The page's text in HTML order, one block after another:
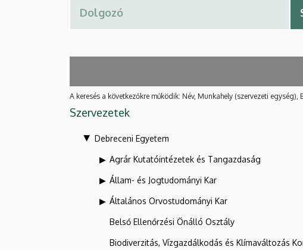
A keresés a következőkre működik: Név, Munkahely (szervezeti egység),
Szervezetek
Debreceni Egyetem
Agrár Kutatóintézetek és Tangazdaság
Állam- és Jogtudományi Kar
Általános Orvostudományi Kar
Belső Ellenőrzési Önálló Osztály
Biodiverzitás, Vízgazdálkodás és Klímaváltozás